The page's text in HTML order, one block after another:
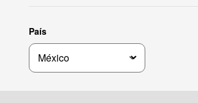
País